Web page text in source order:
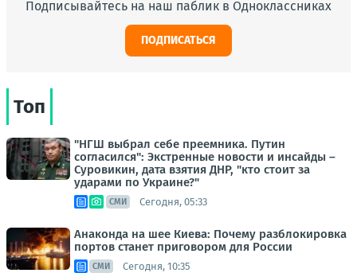
Подписывайтесь на наш паблик в Одноклассниках
ПОДПИСАТЬСЯ
Топ
"НГШ выбрал себе преемника. Путин
согласился": Экстренные новости и инсайды –
Суровикин, дата взятия ДНР, "кто стоит за
ударами по Украине?"
СМИ Сегодня, 05:33
Анаконда на шее Киева: Почему разблокировка
портов станет приговором для России
СМИ Сегодня, 10:35